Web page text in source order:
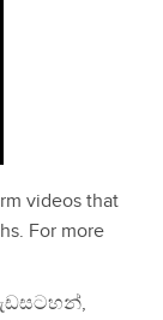
videos that
For more